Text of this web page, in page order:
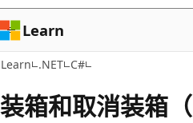
Learn
Learn .NET C#
装箱和取消装箱